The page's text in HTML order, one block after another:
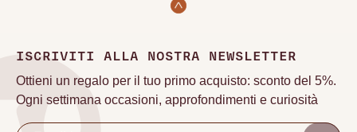
ISCRIVITI ALLA NOSTRA NEWSLETTER
Ottieni un regalo per il tuo primo acquisto: sconto del 5%.
Ogni settimana occasioni, approfondimenti e curiosità